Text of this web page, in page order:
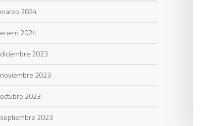
marzo 2024
enero 2024
diciembre 2023
noviembre 2023
octubre 2023
septiembre 2023